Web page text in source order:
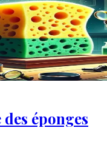
éponges